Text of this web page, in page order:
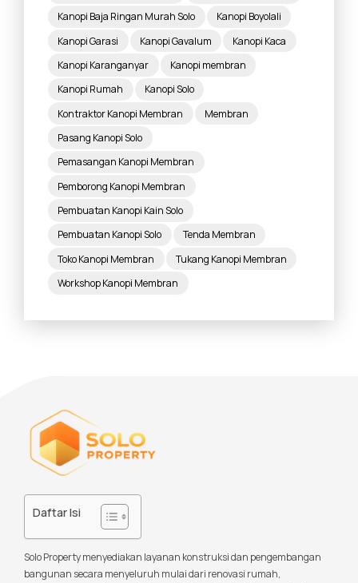
Kanopi Baja Ringan Murah Solo
Kanopi Boyolali
Kanopi Garasi
Kanopi Gavalum
Kanopi Kaca
Kanopi Karanganyar
Kanopi membran
Kanopi Rumah
Kanopi Solo
Kontraktor Kanopi Membran
Membran
Pasang Kanopi Solo
Pemasangan Kanopi Membran
Pemborong Kanopi Membran
Pembuatan Kanopi Kain Solo
Pembuatan Kanopi Solo
Tenda Membran
Toko Kanopi Membran
Tukang Kanopi Membran
Workshop Kanopi Membran
Daftar Isi
Solo Property menyediakan layanan konstruksi dan pengembangan
bangunan secara menyeluruh mulai dari renovasi rumah,